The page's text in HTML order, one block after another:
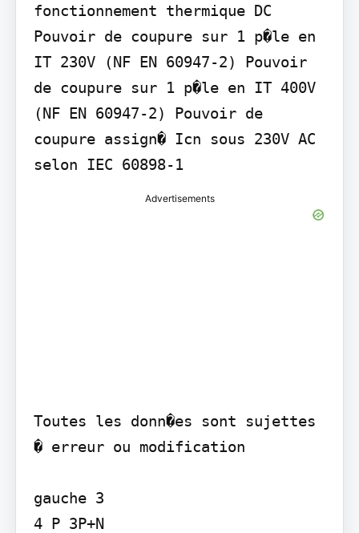
fonctionnement thermique DC
Pouvoir de coupure sur 1 p�le en
IT 230V (NF EN 60947-2) Pouvoir
de coupure sur 1 p�le en IT 400V
(NF EN 60947-2) Pouvoir de
coupure assign� Icn sous 230V AC
selon IEC 60898-1
Advertisements
Toutes les donn�es sont sujettes
� erreur ou modification
gauche 3
4 P 3P+N